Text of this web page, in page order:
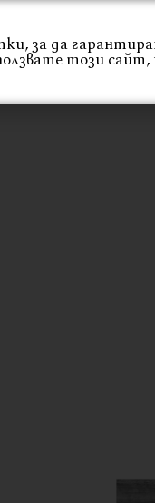
Начало
за да
този